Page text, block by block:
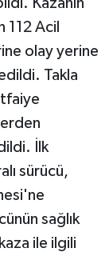
112 Acil
olay yerine
Takla
İlk
sürücü,
sağlık
ile ilgili